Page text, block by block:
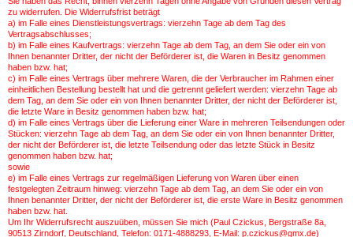
zu widerrufen. Die Widerrufsfrist beträgt
a) im Falle eines Dienstleistungsvertrags: vierzehn Tage ab dem Tag des
Vertragsabschlusses;
b) im Falle eines Kaufvertrags: vierzehn Tage ab dem Tag, an dem Sie oder ein von
Ihnen benannter Dritter, der nicht der Beförderer ist, die Waren in Besitz genommen
haben bzw. hat;
c) im Falle eines Vertrags über mehrere Waren, die der Verbraucher im Rahmen einer
einheitlichen Bestellung bestellt hat und die getrennt geliefert werden: vierzehn Tage ab
dem Tag, an dem Sie oder ein von Ihnen benannter Dritter, der nicht der Beförderer ist,
die letzte Ware in Besitz genommen haben bzw. hat;
d) im Falle eines Vertrags über die Lieferung einer Ware in mehreren Teilsendungen oder
Stücken: vierzehn Tage ab dem Tag, an dem Sie oder ein von Ihnen benannter Dritter,
der nicht der Beförderer ist, die letzte Teilsendung oder das letzte Stück in Besitz
genommen haben bzw. hat;
sowie
e) im Falle eines Vertrags zur regelmäßigen Lieferung von Waren über einen
festgelegten Zeitraum hinweg: vierzehn Tage ab dem Tag, an dem Sie oder ein von
Ihnen benannter Dritter, der nicht der Beförderer ist, die erste Ware in Besitz genommen
haben bzw. hat.
Um Ihr Widerrufsrecht auszuüben, müssen Sie mich (Paul Czickus, Bergstraße 8a,
90513 Zirndorf, Deutschland, Telefon: 0171-4888293, E-Mail: p.czickus@gmx.de)